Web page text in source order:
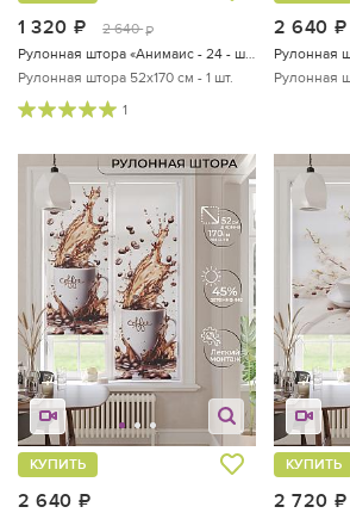
1 320 руб.
2 640 руб.
Рулонная штора 52х170 см - 1 шт.
1
2 640
Рулонная
2 640
КУПИТЬ
2 720
КУПИТЬ